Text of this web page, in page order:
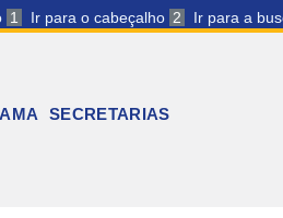
1 Ir para o cabeçalho 2 Ir para a
SECRETARIAS